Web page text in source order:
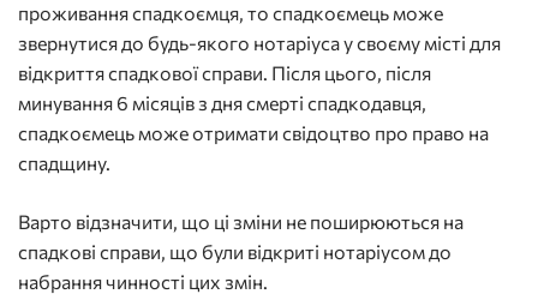
проживання спадкоємця, то спадкоємець може
звернутися до будь-якого нотаріуса у своєму місті для
відкриття спадкової справи. Після цього, після
минування 6 місяців з дня смерті спадкодавця,
спадкоємець може отримати свідоцтво про право на
спадщину.
Варто відзначити, що ці зміни не поширюються на
спадкові справи, що були відкриті нотаріусом до
набрання чинності цих змін.